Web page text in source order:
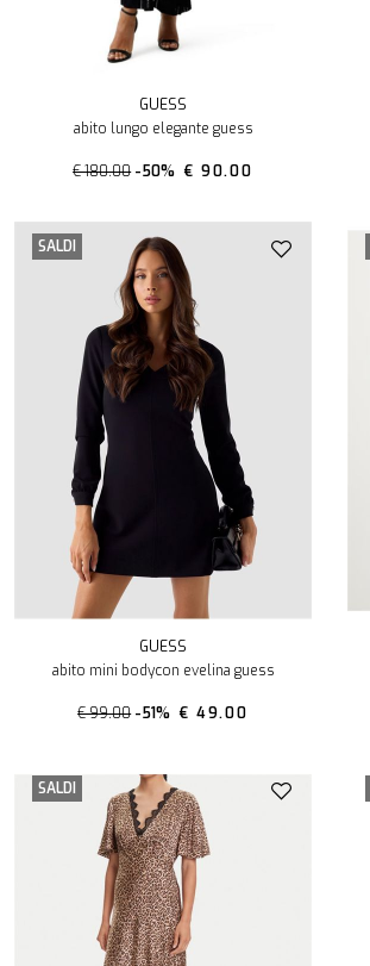
GUESS
abito lungo elegante guess
€ 180.00 -50% € 90.00
SALDI
GUESS
abito mini bodycon evelina guess
€ 99.00 -51% € 49.00
SALDI